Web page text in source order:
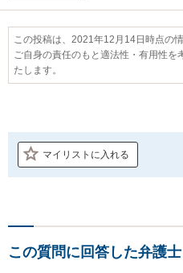
この投稿は、2021年12月14日時点の情
ご自身の責任のもと適法性・有用性
たします。
マイリストに入れる
この質問に回答した弁護士